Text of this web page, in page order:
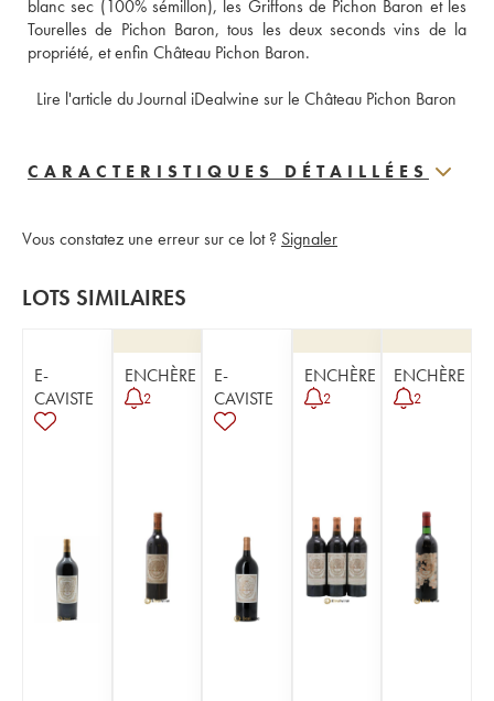
blanc sec (100% sémillon), les Griffons de Pichon Baron et les
Tourelles de Pichon Baron, tous les deux seconds vins de la
propriété, et enfin Château Pichon Baron.
Lire l'article du Journal iDealwine sur le Château Pichon Baron
CARACTERISTIQUES DÉTAILLÉES
Vous constatez une erreur sur ce lot ? Signaler
LOTS SIMILAIRES
E-
CAVISTE
ENCHÈRE
2
E-
CAVISTE
ENCHÈRE
2
ENCHÈRE
2